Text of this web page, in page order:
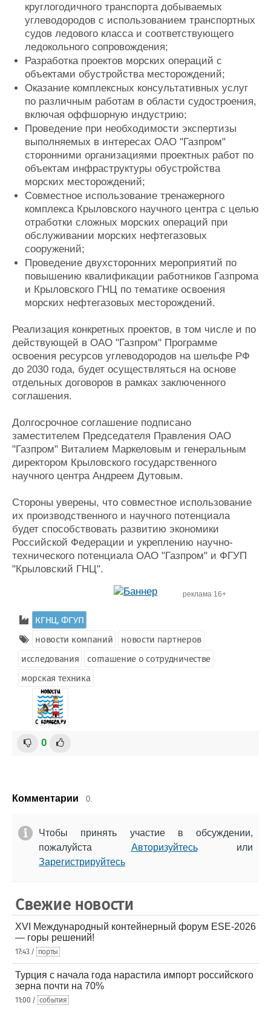
круглогодичного транспорта добываемых
углеводородов с использованием транспортных
судов ледового класса и соответствующего
ледокольного сопровождения;
Разработка проектов морских операций с
объектами обустройства месторождений;
Оказание комплексных консультативных услуг
по различным работам в области судостроения,
включая оффшорную индустрию;
Проведение при необходимости экспертизы
выполняемых в интересах ОАО "Газпром"
сторонними организациями проектных работ по
объектам инфраструктуры обустройства
морских месторождений;
Совместное использование тренажерного
комплекса Крыловского научного центра с целью
отработки сложных морских операций при
обслуживании морских нефтегазовых
сооружений;
Проведение двухсторонних мероприятий по
повышению квалификации работников Газпрома
и Крыловского ГНЦ по тематике освоения
морских нефтегазовых месторождений.
Реализация конкретных проектов, в том числе и по
действующей в ОАО "Газпром" Программе
освоения ресурсов углеводородов на шельфе РФ
до 2030 года, будет осуществляться на основе
отдельных договоров в рамках заключенного
соглашения.
Долгосрочное соглашение подписано
заместителем Председателя Правления ОАО
"Газпром" Виталием Маркеловым и генеральным
директором Крыловского государственного
научного центра Андреем Дутовым.
Стороны уверены, что совместное использование
их производственного и научного потенциала
будет способствовать развитию экономики
Российской Федерации и укреплению научно-
технического потенциала ОАО "Газпром" и ФГУП
"Крыловский ГНЦ".
реклама 16+
КГНЦ, ФГУП
новости компаний
новости партнеров
исследования
соглашение о сотрудничестве
морская техника
0
Комментарии 0.
Чтобы принять участие в обсуждении,
пожалуйста Авторизуйтесьили
Зарегистрируйтесь
Свежие новости
XVI Международный контейнерный форум ESE-2026
— горы решений!
17:43 / порты
Турция с начала года нарастила импорт российского
зерна почти на 70%
11:00 / события